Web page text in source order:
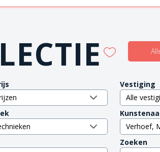
Vestiging
Zoeken